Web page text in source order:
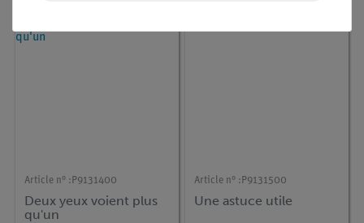
Article n° : P9131400
Deux yeux voient plus
qu'un
Article n° : P9131500
Une astuce utile